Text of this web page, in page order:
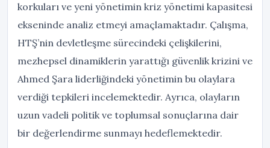
korkuları ve yeni yönetimin kriz yönetimi kapasitesi
ekseninde analiz etmeyi amaçlamaktadır. Çalışma,
HTŞ’nin devletleşme sürecindeki çelişkilerini,
mezhepsel dinamiklerin yarattığı güvenlik krizini ve
Ahmed Şara liderliğindeki yönetimin bu olaylara
verdiği tepkileri incelemektedir. Ayrıca, olayların
uzun vadeli politik ve toplumsal sonuçlarına dair
bir değerlendirme sunmayı hedeflemektedir.